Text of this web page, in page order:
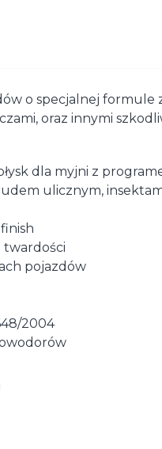
o specjalnej formule
oraz innymi
dla myjni z
ulicznym,
twardości
pojazdów
2004